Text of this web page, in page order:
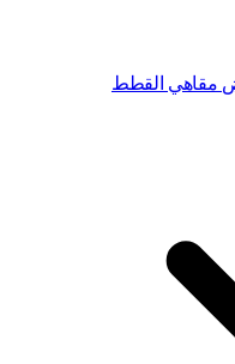
مقاهي القطط